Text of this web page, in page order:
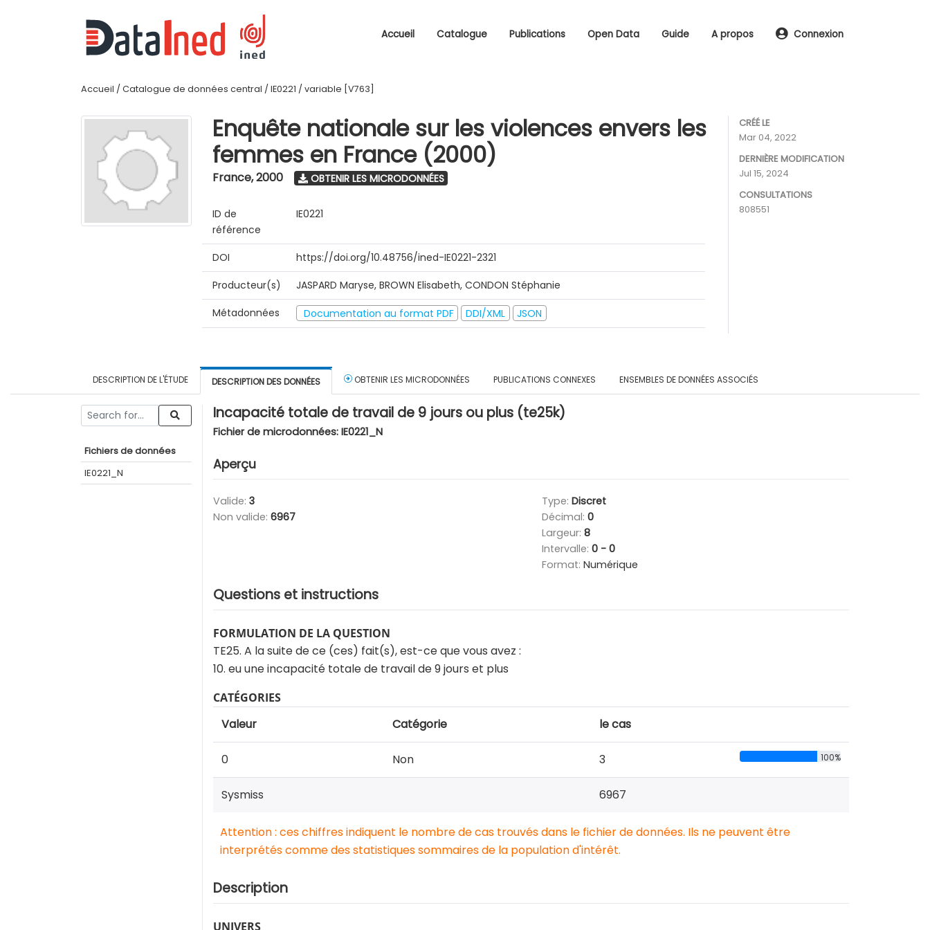
Accueil Catalogue Publications Open Data Guide A propos Connexion
Accueil / Catalogue de données central / IE0221 / variable [V763]
Enquête nationale sur les violences envers les
femmes en France (2000)
France,2000 OBTENIR LES MICRODONNÉES
ID de
référence
IE0221
DOI
https://doi.org/10.48756/ined-IE0221-2321
Producteur(s)
JASPARD Maryse, BROWN Elisabeth, CONDON Stéphanie
Métadonnées
Documentation au format PDF DDI/XML JSON
CRÉÉ LE
Mar 04, 2022
DERNIÈRE MODIFICATION
Jul 15, 2024
CONSULTATIONS
808551
DESCRIPTION DE L'ÉTUDE DESCRIPTION DES DONNÉES OBTENIR LES MICRODONNÉES PUBLICATIONS CONNEXES ENSEMBLES DE DONNÉES ASSOCIÉS
Fichiers de données
IE0221_N
Incapacité totale de travail de 9 jours ou plus (te25k)
Fichier de microdonnées: IE0221_N
Aperçu
Valide: 3
Non valide: 6967
Type: Discret
Décimal: 0
Largeur: 8
Intervalle: 0 - 0
Format: Numérique
Questions et instructions
FORMULATION DE LA QUESTION
TE25. A la suite de ce (ces) fait(s), est-ce que vous avez :
10. eu une incapacité totale de travail de 9 jours et plus
CATÉGORIES
Valeur Catégorie le cas
0 Non 3 100%
Sysmiss 6967
Attention : ces chiffres indiquent le nombre de cas trouvés dans le fichier de données. Ils ne peuvent être
interprétés comme des statistiques sommaires de la population d'intérêt.
Description
UNIVERS